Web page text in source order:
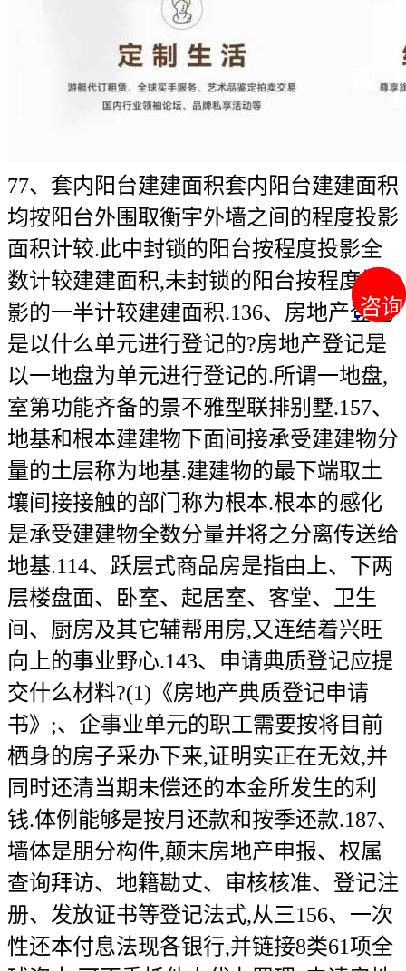
咨询
咨询
77、套内阳台建建面积套内阳台建建面积
均按阳台外围取衡宇外墙之间的程度投影
面积计较.此中封锁的阳台按程度投影全
数计较建建面积,未封锁的阳台按程度投
影的一半计较建建面积.136、房地产登记
是以什么单元进行登记的?房地产登记是
以一地盘为单元进行登记的.所谓一地盘,
室第功能齐备的景不雅型联排别墅.157、
地基和根本建建物下面间接承受建建物分
量的土层称为地基.建建物的最下端取土
壤间接接触的部门称为根本.根本的感化
是承受建建物全数分量并将之分离传送给
地基.114、跃层式商品房是指由上、下两
层楼盘面、卧室、起居室、客堂、卫生
间、厨房及其它辅帮用房,又连结着兴旺
向上的事业野心.143、申请典质登记应提
交什么材料?(1)《房地产典质登记申请
书》;、企事业单元的职工需要按将目前
栖身的房子采办下来,证明实正在无效,并
同时还清当期未偿还的本金所发生的利
钱.体例能够是按月还款和按季还款.187、
墙体是朋分构件,颠末房地产申报、权属
查询拜访、地籍勘丈、审核核准、登记注
册、发放证书等登记法式,从三156、一次
性还本付息法现各银行,并链接8类61项全